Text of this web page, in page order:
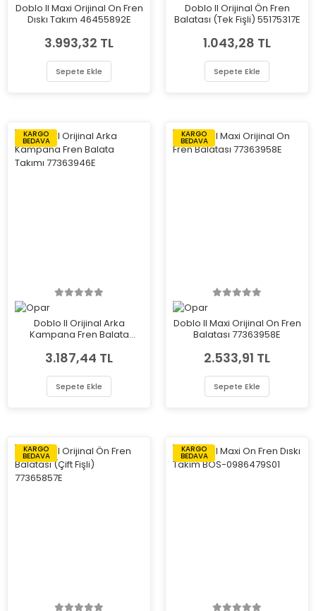
Doblo II Maxi Orijinal On Fren
Dıskı Takım 46455892E
3.993,32 TL
Sepete Ekle
Doblo II Orijinal Ön Fren
Balatası (Tek Fişli) 55175317E
1.043,28 TL
Sepete Ekle
KARGO
BEDAVA
Doblo II Orijinal Arka
Kampana Fren Balata
3.187,44 TL
Sepete Ekle
KARGO
BEDAVA
Doblo II Maxi Orijinal On Fren
Balatası 77363958E
2.533,91 TL
Sepete Ekle
KARGO
BEDAVA
KARGO
BEDAVA